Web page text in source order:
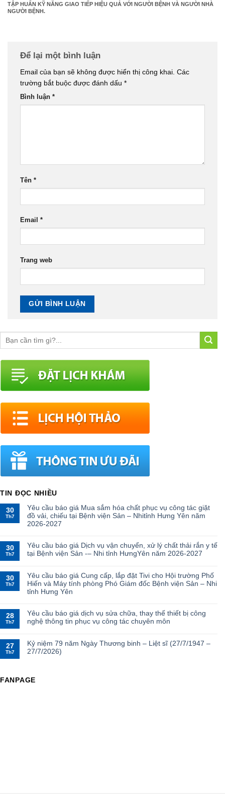
TIN ĐỌC NHIỀU
30
Th7
Yêu cầu báo giá Mua sắm hóa chất phục vụ công tác giặt
đồ vải, chiếu tại Bệnh viện Sản – Nhitỉnh Hưng Yên năm
2026-2027
30
Th7
Yêu cầu báo giá Dịch vụ vận chuyển, xử lý chất thải rắn y tế
tại Bệnh viện Sản -– Nhi tỉnh HưngYên năm 2026-2027
30
Th7
Yêu cầu báo giá Cung cấp, lắp đặt Tivi cho Hội trường Phố
Hiến và Máy tính phòng Phó Giám đốc Bệnh viện Sản – Nhi
tỉnh Hưng Yên
28
Th7
Yêu cầu báo giá dịch vụ sửa chữa, thay thế thiết bị công
nghệ thông tin phục vụ công tác chuyên môn
27
Th7
Kỷ niệm 79 năm Ngày Thương binh – Liệt sĩ (27/7/1947 –
27/7/2026)
FANPAGE
TẬP HUẤN KỸ NĂNG GIAO TIẾP HIỆU QUẢ VỚI NGƯỜI BỆNH VÀ NGƯỜI NHÀ
NGƯỜI BỆNH.
Để lại một bình luận
Email của bạn sẽ không được hiển thị công khai. Các
trường bắt buộc được đánh dấu *
Bình luận *
Tên *
Email *
Trang web